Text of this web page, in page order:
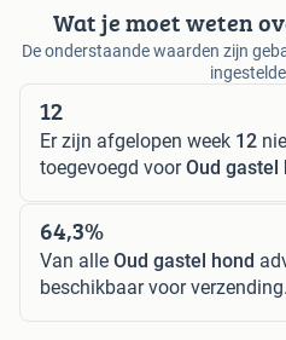
Wat je moet weten
De onderstaande waarden zijn
12
Er zijn afgelopen week 12
toegevoegd voorOud gastel
64,3%
Van alle Oud gastel hond
beschikbaar voor verzending.